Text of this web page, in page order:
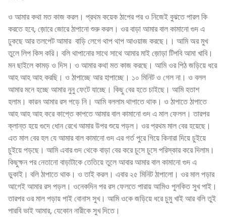
ও আমার কথা মত কাজ করল। প্রথম কয়েক ঠাপের পর ও নিজেই বুঝতে পারল কি
করতে হবে, জ়োরে জোরে ঠাপানো শুরু করল। ওর বাড়া আমার বাল কামানো গুদ এ
ঢুকছে আর তলপেট আমার বাড়ি লেগে থাপ থাপ আওয়াজ করছে।। আমি অর মুখ
তুলে লিপ কিস করি। বলি থাপানোর সাথে সাথে আমার মাই জ়োড়া টিপবি আমা খাবি।
মন ছাইলে কামড় ও দিস। ও আমার কথা মত কাজ করছে। আমি ওর পিঠ জড়িয়ে ধরে
আহ আহ আহ করছি। ও ঠাপাচ্ছে আর হাপাচ্ছে। ১০ মিনিট ও গেল না। ও বলল
আমার মনে হচ্ছে আমার নুনু ফেটে যাচ্ছে। কিছু বের হতে চাইছে। আমি হতাশ
হলাম। কারন আমার রস পড়ে নি। আমি বললাম থাপাতে থাক। ও ঠাপাতে ঠাপাতে
আহ আহ আহ করে কাপ্তে কাপতে আমার বাল কামানো গুদ এ মাল ফেলল। তারপর
ক্লান্ত হয়ে গুদে ধোন রেখে আমার উপর শুয়ে পড়ল। ওর প্রথম মাল বের হয়েছে।
এত মাল বের হল যে আমার বাল কামানো গুদ এর গর্ত পুরে গিয়ে কিনারা দিয়ে চুইয়ে
চুইয়ে পড়ছে। আমি এবার গুদ থেকে বাড়া বের করে চুসে চুসে পরিস্কার করে দিলাম।
কিছুক্ষন পর নেতানো বাড়াটাকে তেতিয়ে তুলে আবার আমার বাল কামানো গুদ এ
ডুকাই। বলি ঠাপাতে থাক। ও তাই করল। এবার ২৫ মিনিট ঠাপালো। ওর মাল পড়ার
আগেই আমার রস পড়ল। ওনেকদিন পর রস ফেলতে পারায় আমিও পুলকিত সুখ পাই।
তারপর ওর মাল পড়ায় পাই বোনাস সুখ। আমি ওকে জড়িয়ে ধরে চুমু খাই আর বলি তুই
পারবি ভাই আমার, যেকোন নারীকে সুখ দিতে।